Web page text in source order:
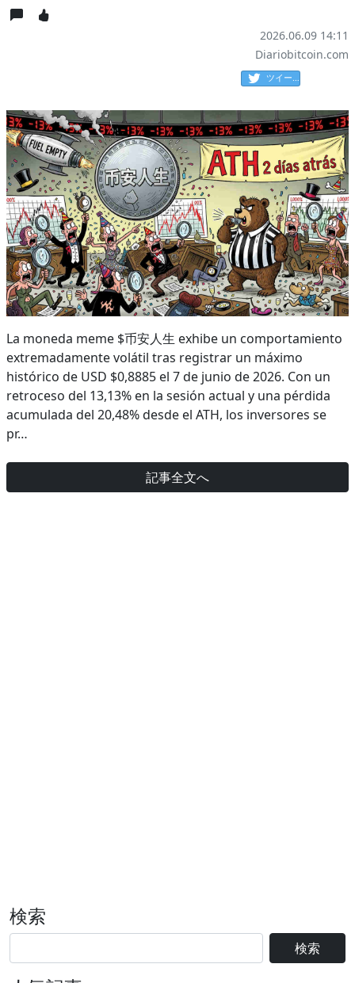
2026.06.09 14:11
Diariobitcoin.com
ツイート
La moneda meme $币安人生 exhibe un comportamiento
extremadamente volátil tras registrar un máximo
histórico de USD $0,8885 el 7 de junio de 2026. Con un
retroceso del 13,13% en la sesión actual y una pérdida
acumulada del 20,48% desde el ATH, los inversores se
pr…
記事全文へ
検索
検索